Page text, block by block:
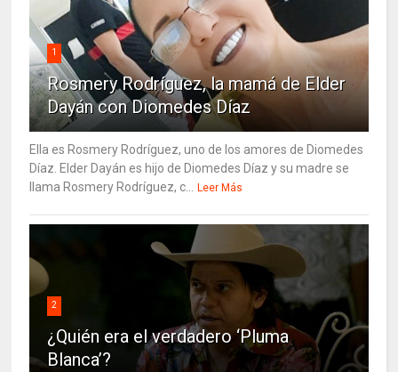
1
Rosmery Rodríguez, la mamá de Elder
Dayán con Diomedes Díaz
Ella es Rosmery Rodríguez, uno de los amores de Diomedes
Díaz. Elder Dayán es hijo de Diomedes Díaz y su madre se
llama Rosmery Rodríguez, c... Leer Más
2
¿Quién era el verdadero ‘Pluma
Blanca’?